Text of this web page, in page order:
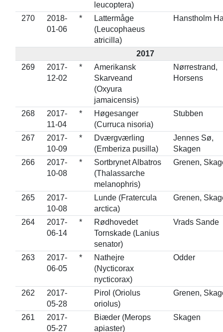
leucoptera)
270
2018-
01-06
*
Lattermåge
(Leucophaeus
atricilla)
Hanstholm
2017
269
2017-
12-02
*
Amerikansk
Skarveand
(Oxyura
jamaicensis)
Nørrestrand,
Horsens
268
2017-
11-04
*
Høgesanger
(Curruca nisoria)
Stubben
267
2017-
10-09
*
Dværgværling
(Emberiza pusilla)
Jennes Sø,
Skagen
266
2017-
10-08
*
Sortbrynet Albatros
(Thalassarche
melanophris)
Grenen,
265
2017-
10-08
Lunde (Fratercula
arctica)
Grenen,
264
2017-
06-14
*
Rødhovedet
Tornskade (Lanius
senator)
Vrads Sande
263
2017-
06-05
*
Nathejre
(Nycticorax
nycticorax)
Odder
262
2017-
05-28
Pirol (Oriolus
oriolus)
Grenen,
261
2017-
05-27
Biæder (Merops
apiaster)
Skagen